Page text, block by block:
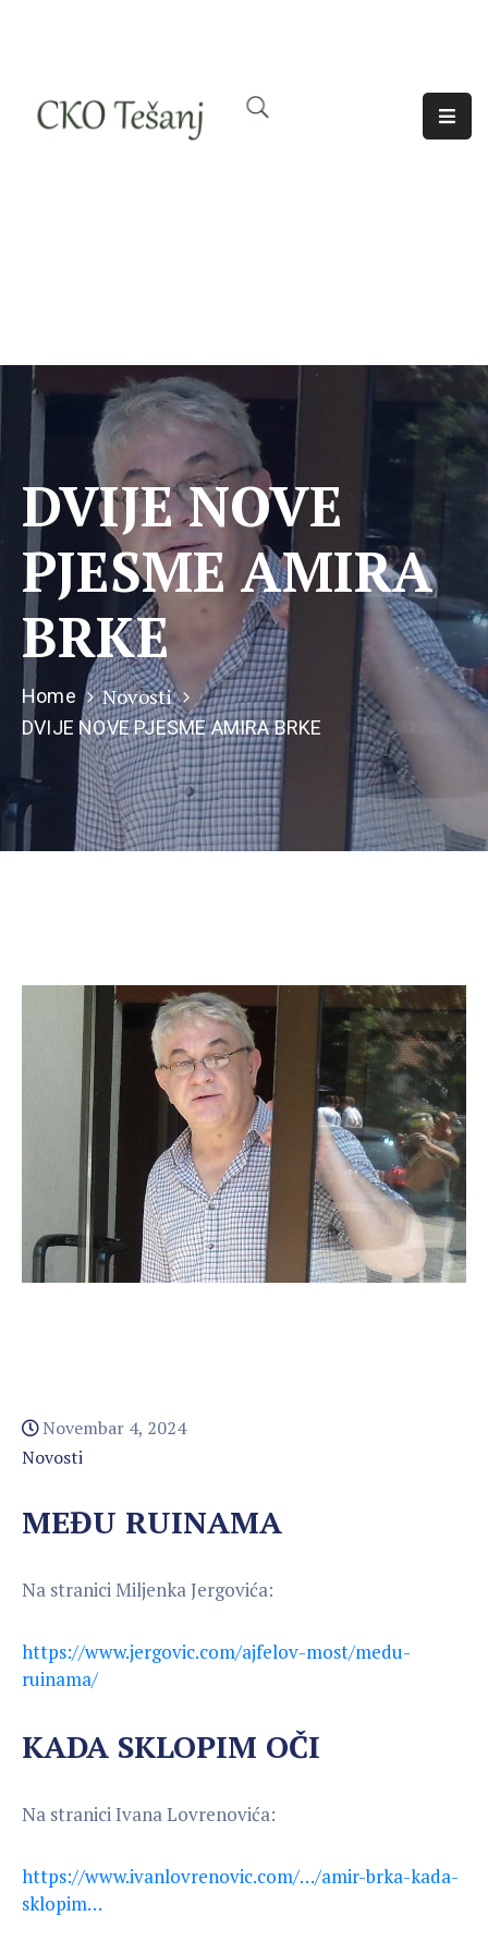
Nama
DVIJE NOVE
PJESME AMIRA
BRKE
Home Novosti
DVIJE NOVE PJESME AMIRA BRKE
Novembar 4, 2024
Novosti
MEĐU RUINAMA
Na stranici Miljenka Jergovića:
https://www.jergovic.com/ajfelov-most/medu-
ruinama/
KADA SKLOPIM OČI
Na stranici Ivana Lovrenovića:
https://www.ivanlovrenovic.com/…/amir-brka-kada-
sklopim…